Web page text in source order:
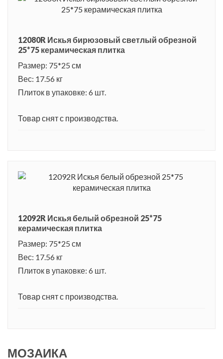
12080R Искья бирюзовый светлый обрезной
25*75 керамическая плитка
Размер: 75*25 см
Вес: 17.56 кг
Плиток в упаковке: 6 шт.
Товар снят с производства.
12092R Искья белый обрезной 25*75
керамическая плитка
Размер: 75*25 см
Вес: 17.56 кг
Плиток в упаковке: 6 шт.
Товар снят с производства.
МОЗАИКА